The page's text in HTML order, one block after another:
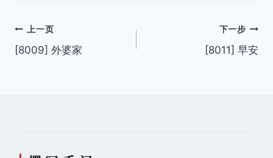
文
章
上一页
[8009] 外婆家
下一步
[8011] 早安